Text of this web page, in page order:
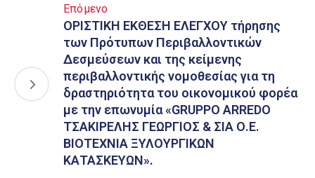
Επόμενο
ΟΡΙΣΤΙΚΗ ΕΚΘΕΣΗ ΕΛΕΓΧΟΥ τήρησης
των Πρότυπων Περιβαλλοντικών
Δεσμεύσεων και της κείμενης
περιβαλλοντικής νομοθεσίας για τη
δραστηριότητα του οικονομικού φορέα
με την επωνυμία «GRUPPO ARREDO
ΤΣΑΚΙΡΕΛΗΣ ΓΕΩΡΓΙΟΣ & ΣΙΑ Ο.Ε.
ΒΙΟΤΕΧΝΙΑ ΞΥΛΟΥΡΓΙΚΩΝ
ΚΑΤΑΣΚΕΥΩΝ».